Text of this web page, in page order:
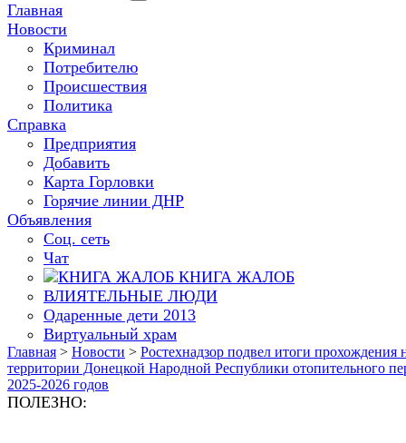
Главная
Новости
Криминал
Потребителю
Происшествия
Политика
Справка
Предприятия
Добавить
Карта Горловки
Горячие линии ДНР
Объявления
Соц. сеть
Чат
КНИГА ЖАЛОБ
ВЛИЯТЕЛЬНЫЕ ЛЮДИ
Одаренные дети 2013
Виртуальный храм
Главная > Новости > Ростехнадзор подвел итоги прохождения
территории Донецкой Народной Республики отопительного
2025-2026 годов
ПОЛЕЗНО: